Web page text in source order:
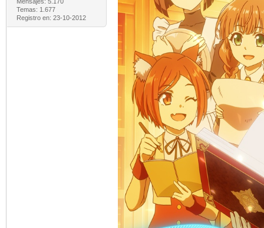
Temas: 1.677
Registro en: 23-10-2012